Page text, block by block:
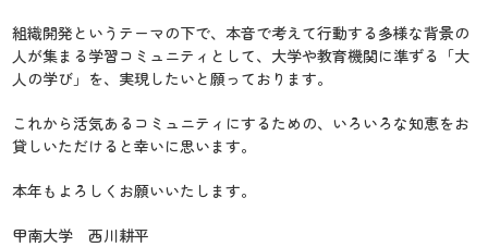
組織開発というテーマの下で、本音で考えて行動する多様な背景の
人が集まる学習コミュニティとして、大学や教育機関に準ずる「大
人の学び」を、実現したいと願っております。
これから活気あるコミュニティにするための、いろいろな知恵をお
貸しいただけると幸いに思います。
本年もよろしくお願いいたします。
甲南大学 西川耕平